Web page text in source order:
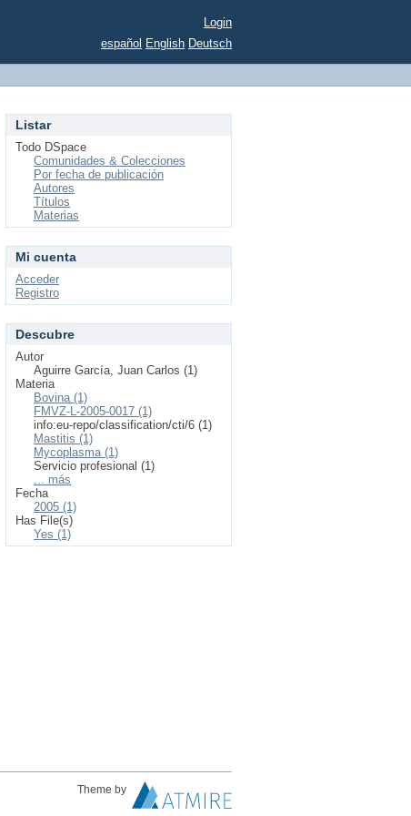
Login
español English Deutsch
Listar
Todo DSpace
Comunidades & Colecciones
Por fecha de publicación
Autores
Títulos
Materias
Mi cuenta
Acceder
Registro
Descubre
Autor
Aguirre García, Juan Carlos (1)
Materia
Bovina (1)
FMVZ-L-2005-0017 (1)
info:eu-repo/classification/cti/6 (1)
Mastitis (1)
Mycoplasma (1)
Servicio profesional (1)
... más
Fecha
2005 (1)
Has File(s)
Yes (1)
Theme by